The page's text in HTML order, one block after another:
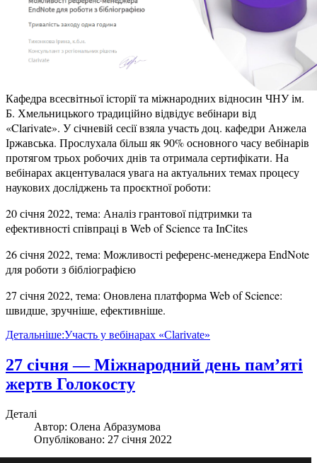
Кафедра всесвітньої історії та міжнародних відносин ЧНУ ім.
Б. Хмельницького традиційно відвідує вебінари від
«Clarivate». У січневій сесії взяла участь доц. кафедри Анжела
Іржавська. Прослухала більш як 90% основного часу вебінарів
протягом трьох робочих днів та отримала сертифікати. На
вебінарах акцентувалася увага на актуальних темах процесу
наукових досліджень та проєктної роботи:
20 січня 2022, тема: Аналіз грантової підтримки та
ефективності співпраці в Web of Science та InCites
26 січня 2022, тема: Можливості референс-менеджера EndNote
для роботи з бібліографією
27 січня 2022, тема: Оновлена платформа Web of Science:
швидше, зручніше, ефективніше.
Детальніше:Участь у вебінарах «Clarivate»
27 січня — Міжнародний день пам’яті
жертв Голокосту
Деталі
Автор: Олена Абразумова
Опубліковано: 27 січня 2022